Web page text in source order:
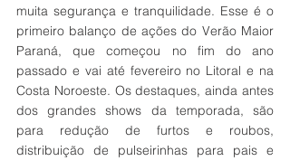
muita segurança e tranquilidade. Esse é o
primeiro balanço de ações do Verão Maior
Paraná, que começou no fim do ano
passado e vai até fevereiro no Litoral e na
Costa Noroeste. Os destaques, ainda antes
dos grandes shows da temporada, são
para redução de furtos e roubos,
distribuição de pulseirinhas para pais e